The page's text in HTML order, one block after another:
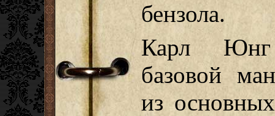
бензола.
Карл Юнг
базовой
из